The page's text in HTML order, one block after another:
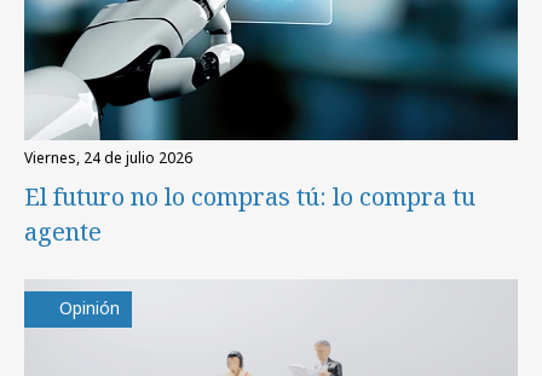
viernes, 24 de julio 2026
El futuro no lo compras tú: lo compra tu
agente
Opinión